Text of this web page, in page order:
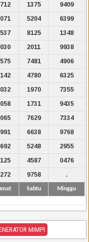
1375
9409
5204
6399
8125
1348
2011
9938
7481
4906
4780
6325
1970
7355
1731
9435
7629
7334
6638
9768
5248
2955
4587
0476
9758 .
Sabtu Minggu
MIMPI